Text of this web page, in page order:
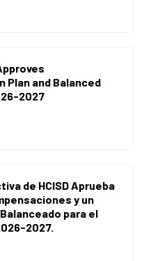
Plan and Balanced
2027
de HCISD Aprueba
y un
para el
2027.